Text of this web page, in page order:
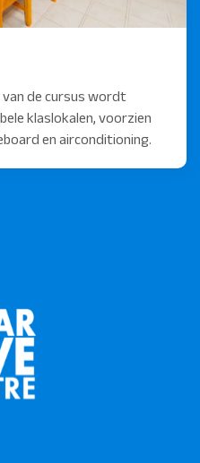
de cursus wordt
klaslokalen, voorzien
en airconditioning.